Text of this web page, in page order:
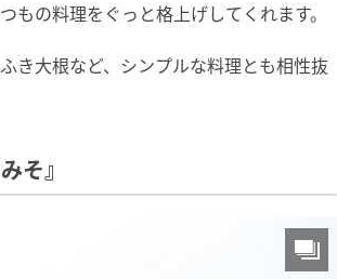
の料理をぐっと格上げしてくれます。
き大根など、シンプルな料理とも相性抜
そ』